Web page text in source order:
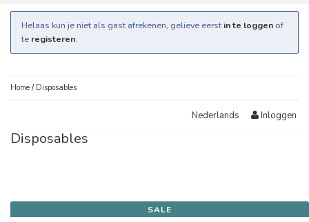
Helaas kun je niet als gast afrekenen, gelieve eerst in te loggen of
te registeren.
Home / Disposables
Nederlands Inloggen
Disposables
SALE